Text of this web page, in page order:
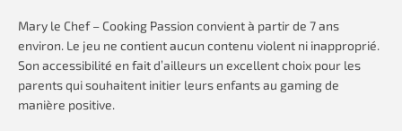
Mary le Chef – Cooking Passion convient à partir de 7 ans
environ. Le jeu ne contient aucun contenu violent ni inapproprié.
Son accessibilité en fait d’ailleurs un excellent choix pour les
parents qui souhaitent initier leurs enfants au gaming de
manière positive.